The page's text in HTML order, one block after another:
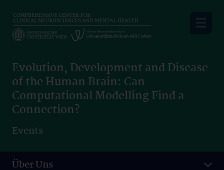
main
content
Evolution, Development and Disease
of the Human Brain: Can
Computational Modelling Find a
Connection?
Events
Über Uns